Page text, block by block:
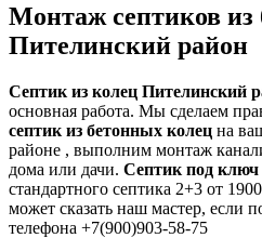
Монтаж септиков из
Пителинский район
Септик из колец Пителинский
основная работа. Мы сделаем
септик из бетонных колец на
районе , выполним монтаж
дома или дачи. Септик под ключ
стандартного септика 2+3 от
может сказать наш мастер, если
телефона +7(900)903-58-75